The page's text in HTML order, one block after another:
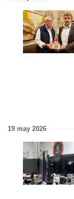
19 may 2026